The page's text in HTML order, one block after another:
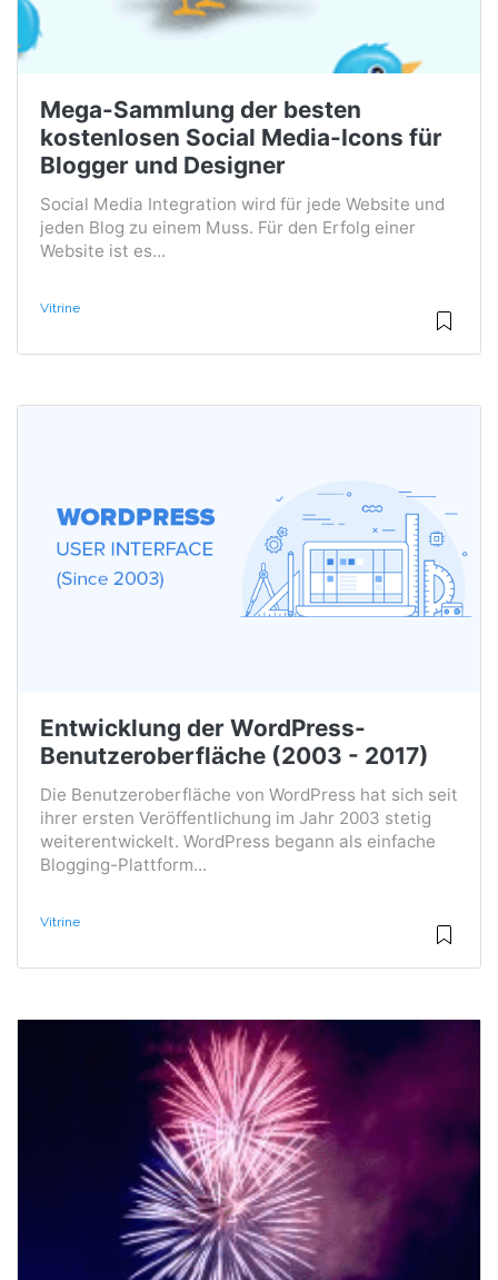
Mega-Sammlung der besten
kostenlosen Social Media-Icons für
Blogger und Designer
Social Media Integration wird für jede Website und
jeden Blog zu einem Muss. Für den Erfolg einer
Website ist es...
Vitrine
Entwicklung der WordPress-
Benutzeroberfläche (2003 - 2017)
Die Benutzeroberfläche von WordPress hat sich seit
ihrer ersten Veröffentlichung im Jahr 2003 stetig
weiterentwickelt. WordPress begann als einfache
Blogging-Plattform...
Vitrine